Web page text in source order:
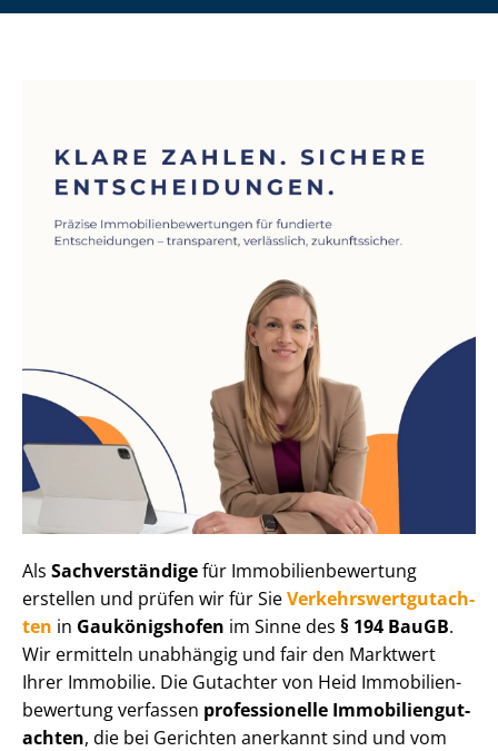
Als Sachverständigefür Im­mo­bi­li­en­be­wer­tung
erstellen und prüfen wir für SieVer­kehrs­wert­gut­ach­
ten in Gaukönigshofen im Sinne des § 194 BauGB.
Wir ermitteln unabhängig und fair den Marktwert
Ihrer Immobilie. Die Gutachter von Heid Im­mo­bi­li­en­
be­wer­tung verfassen professionelle Im­mo­bi­li­en­gut­
ach­ten, die bei Gerichten anerkannt sind und vom